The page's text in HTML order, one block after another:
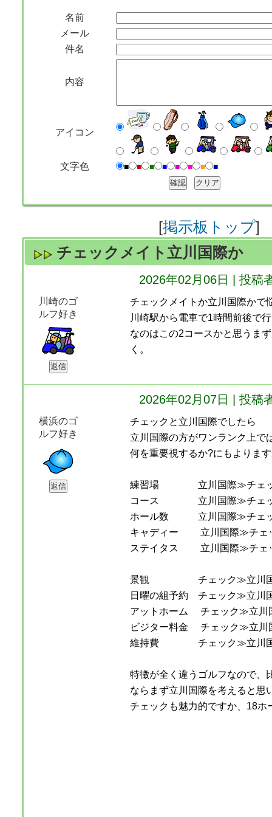
名前
メール
件名
内容
アイコン
文字色 ■ ■ ■ ■ ■ ■ ■ ■
[掲示板トップ]
チェックメイト立川国際か
2026年02月06日 | 投稿
川崎のゴ
ルフ好き
チェックメイトか立川国際かで
川崎駅から電車で1時間前後で
なのはこの2コースかと思うま
く。
2026年02月07日 | 投稿
横浜のゴ
ルフ好き
チェックと立川国際でしたら
立川国際の方がワンランク上で
何を重要視するか?にもよりま
練習場 立川国際≫チェ
コース 立川国際≫チェ
ホール数 立川国際≫チェ
キャディー 立川国際≫チェ
ステイタス 立川国際≫チェ
景観 チェック≫立川
日曜の組予約 チェック≫立川
アットホーム チェック≫立川
ビジター料金 チェック≫立川
維持費 チェック≫立川
特徴が全く違うゴルフなので、
ならまず立川国際を考えると思
チェックも魅力的ですか、18ホ